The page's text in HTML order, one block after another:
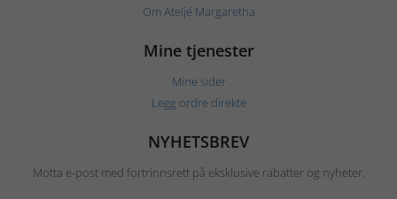
Om Ateljé Margaretha
Mine tjenester
Mine sider
Legg ordre direkte
NYHETSBREV
Motta e-post med fortrinnsrett på eksklusive rabatter og nyheter.